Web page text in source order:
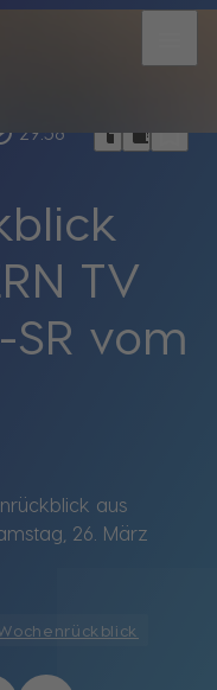
29:58 headphoneschrome_reader_modebookmark_border
TV
vom
aus
26. März